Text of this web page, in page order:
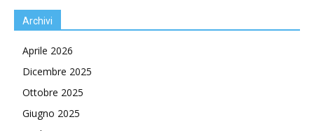
Archivi
Aprile 2026
Dicembre 2025
Ottobre 2025
Giugno 2025